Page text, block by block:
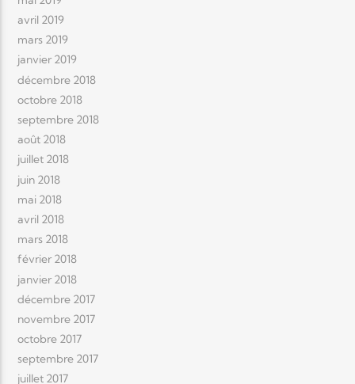
avril 2019
mars 2019
janvier 2019
décembre 2018
octobre 2018
septembre 2018
août 2018
juillet 2018
juin 2018
mai 2018
avril 2018
mars 2018
février 2018
janvier 2018
décembre 2017
novembre 2017
octobre 2017
septembre 2017
juillet 2017